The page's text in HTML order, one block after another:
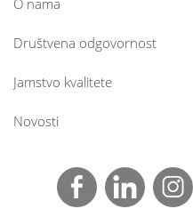
O nama
Društvena odgovornost
Jamstvo kvalitete
Novosti